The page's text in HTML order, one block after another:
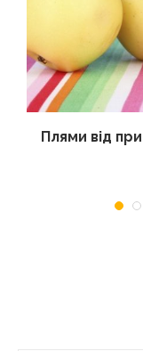
Плями від